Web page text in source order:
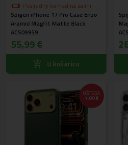
Posljednji komad na zalihi
Spigen iPhone 17 Pro Case Enzo
Aramid MagFit Matte Black
ACS09959
55,99 €
U košaricu
UŠTEDA
1,00 €